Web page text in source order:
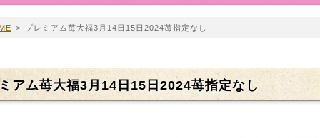
> プレミアム苺大福3月14日15日2024苺指定なし
アム苺大福3月14日15日2024苺指定なし